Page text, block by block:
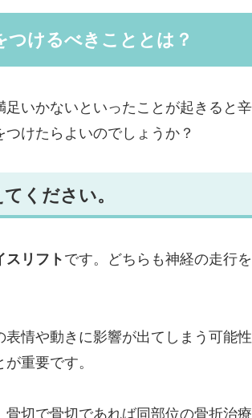
つけるべきこととは？
いかないといったことが起きると
けたらよいのでしょうか？
ください。
スリフトです。どちらも神経の走行
情や動きに影響が出てしまう可能
重要です。
切で骨切であれば同部位の骨折治